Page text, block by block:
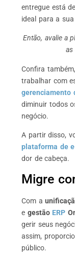
entregue está
ideal para a
Então, avalie a
as
Confira
trabalhar com
gerenciamento
diminuir todos
negócio.
A partir disso,
plataforma de
dor de cabeça.
Migre
Com a
e gestão ERP
gerir seus
assim,
público.